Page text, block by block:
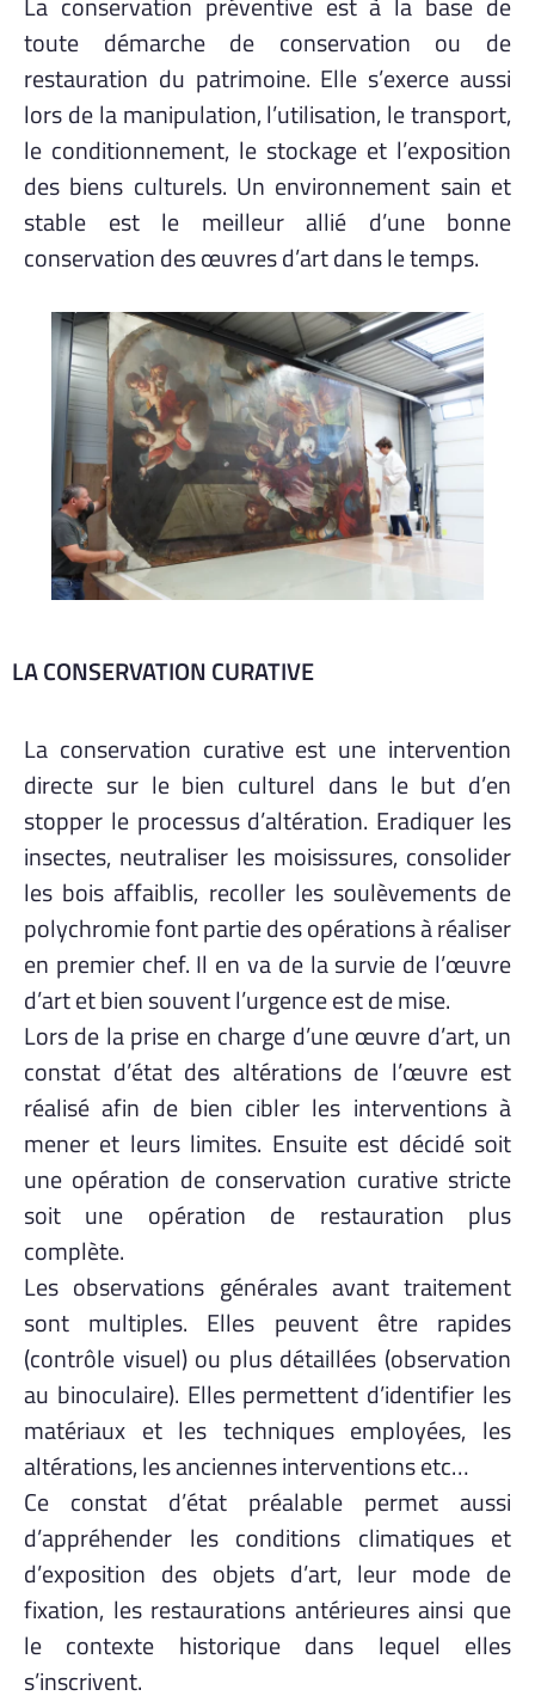
toute démarche de conservation ou de
restauration du patrimoine. Elle s’exerce aussi
lors de la manipulation, l’utilisation, le transport,
le conditionnement, le stockage et l’exposition
des biens culturels. Un environnement sain et
stable est le meilleur allié d’une bonne
conservation des œuvres d’art dans le temps.
LA CONSERVATION CURATIVE
La conservation curative est une intervention
directe sur le bien culturel dans le but d’en
stopper le processus d’altération. Eradiquer les
insectes, neutraliser les moisissures, consolider
les bois affaiblis, recoller les soulèvements de
polychromie font partie des opérations à réaliser
en premier chef. Il en va de la survie de l’œuvre
d’art et bien souvent l’urgence est de mise.
Lors de la prise en charge d’une œuvre d’art, un
constat d’état des altérations de l’œuvre est
réalisé afin de bien cibler les interventions à
mener et leurs limites. Ensuite est décidé soit
une opération de conservation curative stricte
soit une opération de restauration plus
complète.
Les observations générales avant traitement
sont multiples. Elles peuvent être rapides
(contrôle visuel) ou plus détaillées (observation
au binoculaire). Elles permettent d’identifier les
matériaux et les techniques employées, les
altérations, les anciennes interventions etc…
Ce constat d’état préalable permet aussi
d’appréhender les conditions climatiques et
d’exposition des objets d’art, leur mode de
fixation, les restaurations antérieures ainsi que
le contexte historique dans lequel elles
s’inscrivent.